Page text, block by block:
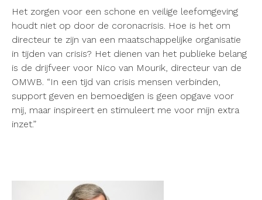
Het zorgen voor een schone en veilige leefomgeving
houdt niet op door de coronacrisis. Hoe is het om
directeur te zijn van een maatschappelijke organisatie
in tijden van crisis? Het dienen van het publieke belang
is de drijfveer voor Nico van Mourik, directeur van de
OMWB. “In een tijd van crisis mensen verbinden,
support geven en bemoedigen is geen opgave voor
mij, maar inspireert en stimuleert me voor mijn extra
inzet.”